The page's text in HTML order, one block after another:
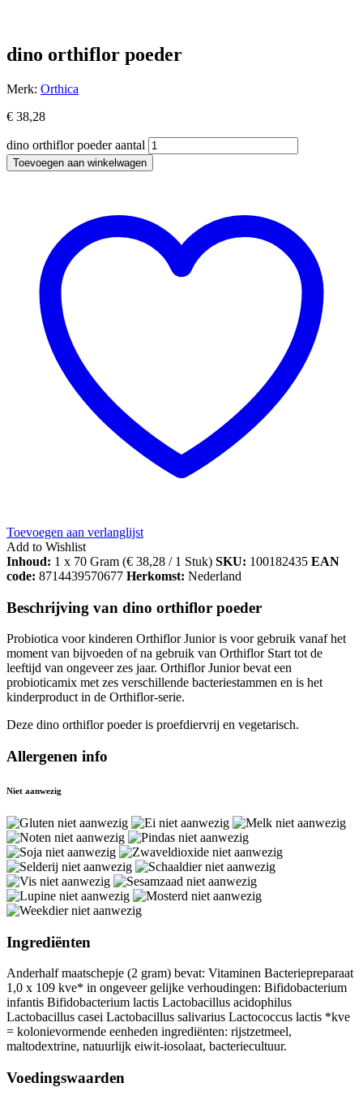
dino orthiflor poeder
Merk: Orthica
€ 38,28
dino orthiflor poeder aantal
Toevoegen aan winkelwagen
Toevoegen aan verlanglijst
Add to Wishlist
Inhoud: 1 x 70 Gram (€ 38,28 / 1 Stuk) SKU: 100182435 EAN
code: 8714439570677 Herkomst: Nederland
Beschrijving van dino orthiflor poeder
Probiotica voor kinderen Orthiflor Junior is voor gebruik vanaf het
moment van bijvoeden of na gebruik van Orthiflor Start tot de
leeftijd van ongeveer zes jaar. Orthiflor Junior bevat een
probioticamix met zes verschillende bacteriestammen en is het
kinderproduct in de Orthiflor-serie.
Deze dino orthiflor poeder is proefdiervrij en vegetarisch.
Allergenen info
Niet aanwezig
Ingrediënten
Anderhalf maatschepje (2 gram) bevat: Vitaminen Bacteriepreparaat
1,0 x 109 kve* in ongeveer gelijke verhoudingen: Bifidobacterium
infantis Bifidobacterium lactis Lactobacillus acidophilus
Lactobacillus casei Lactobacillus salivarius Lactococcus lactis *kve
= kolonievormende eenheden ingrediënten: rijstzetmeel,
maltodextrine, natuurlijk eiwit-iosolaat, bacteriecultuur.
Voedingswaarden